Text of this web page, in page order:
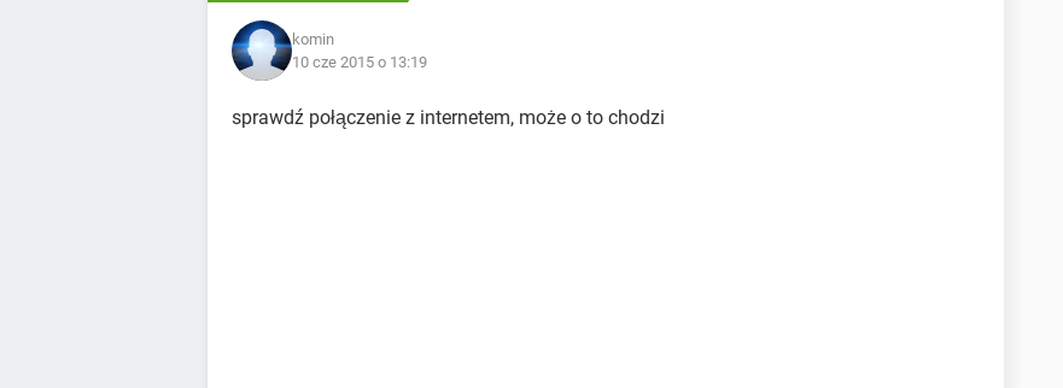
komin
10 cze 2015 o 13:19
sprawdź połączenie z internetem, może o to chodzi